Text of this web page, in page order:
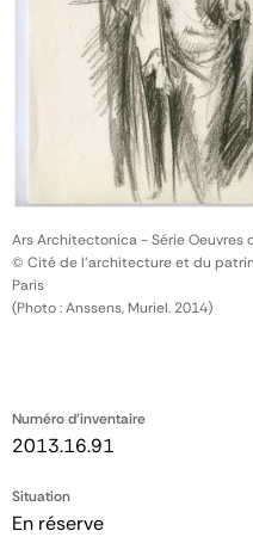
Numéro d'inventaire
2013.16.91
Situation
En réserve
Ars Architectonica - Série Oeuvres
© Cité de l'architecture et du
Paris
(Photo : Anssens, Muriel. 2014)